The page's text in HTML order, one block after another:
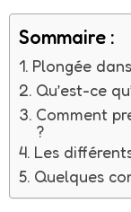
Sommaire :
Plongée
Qu’est-ce
Comment
?
Les
Quelques